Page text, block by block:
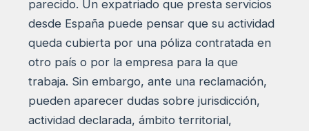
parecido. Un expatriado que presta servicios
desde España puede pensar que su actividad
queda cubierta por una póliza contratada en
otro país o por la empresa para la que
trabaja. Sin embargo, ante una reclamación,
pueden aparecer dudas sobre jurisdicción,
actividad declarada, ámbito territorial,